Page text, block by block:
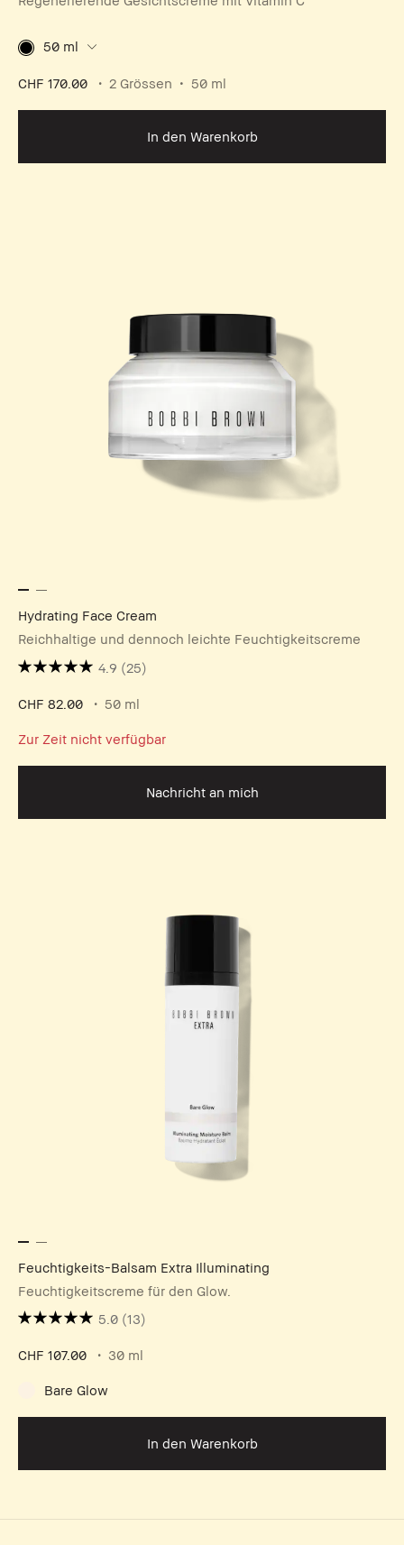
50 ml
CHF 170.00 2 Grössen 50 ml
In den Warenkorb
Hydrating Face Cream
Reichhaltige und dennoch leichte Feuchtigkeitscreme
4.9 (25)
CHF 82.00 50 ml
Zur Zeit nicht verfügbar
Nachricht an mich
Feuchtigkeits-Balsam Extra Illuminating
Feuchtigkeitscreme für den Glow.
5.0 (13)
CHF 107.00 30 ml
Bare Glow
In den Warenkorb